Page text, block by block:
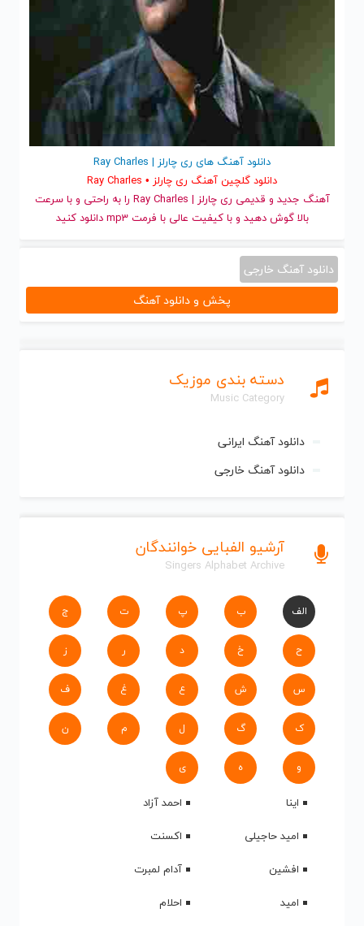
دسته بندی موزیک
Music Category
دانلود آهنگ ایرانی
دانلود آهنگ خارجی
آرشیو الفبایی خوانندگان
Singers Alphabet Archive
الف ب پ ت ج
ح خ د ر ز
س ش ع غ ف
ک گ ل م ن
و ه ی
اینا
احمد آزاد
امید حاجیلی
اکسنت
افشین
آدام لمبرت
امید
احلام
دانلود آهنگ های ری چارلز | Ray Charles
دانلود گلچین آهنگ ری چارلز • Ray Charles
آهنگ جدید
و قدیمی ری چارلز | Ray Charles را به راحتی و با سرعت
بالا گوش دهید و با کیفیت عالی با فرمت mp3 دانلود کنید
دانلود آهنگ خارجی
پخش و دانلود آهنگ